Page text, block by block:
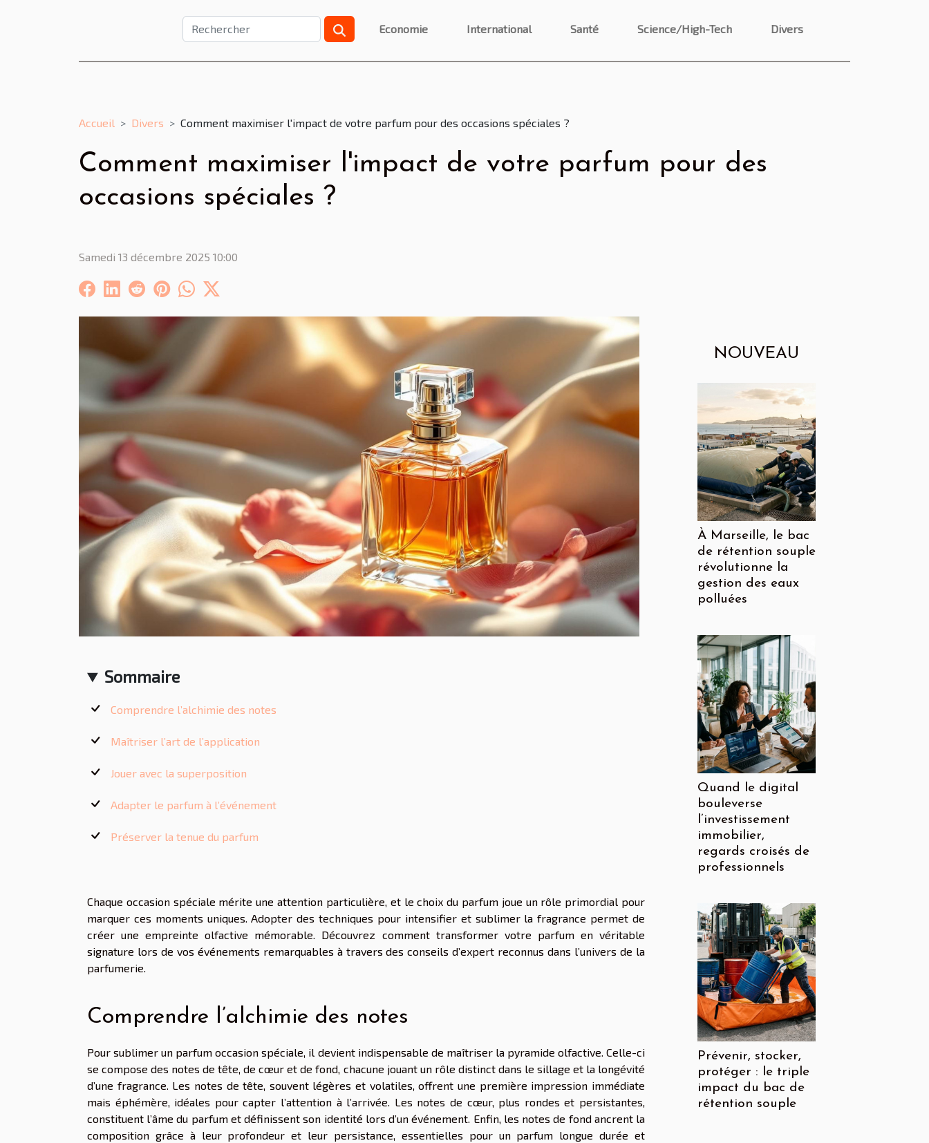
Economie International Santé Science/High-Tech Divers
Accueil Divers Comment maximiser l'impact de votre parfum pour des occasions spéciales ?
Comment maximiser l'impact de votre parfum pour des
occasions spéciales ?
Samedi 13 décembre 2025 10:00
Sommaire
Comprendre l’alchimie des notes
Maîtriser l’art de l’application
Jouer avec la superposition
Adapter le parfum à l’événement
Préserver la tenue du parfum
Chaque occasion spéciale mérite une attention particulière, et le choix du parfum joue un rôle primordial pour
marquer ces moments uniques. Adopter des techniques pour intensifier et sublimer la fragrance permet de
créer une empreinte olfactive mémorable. Découvrez comment transformer votre parfum en véritable
signature lors de vos événements remarquables à travers des conseils d’expert reconnus dans l’univers de la
parfumerie.
Comprendre l’alchimie des notes
Pour sublimer un parfum occasion spéciale, il devient indispensable de maîtriser la pyramide olfactive. Celle-ci
se compose des notes de tête, de cœur et de fond, chacune jouant un rôle distinct dans le sillage et la longévité
d’une fragrance. Les notes de tête, souvent légères et volatiles, offrent une première impression immédiate
mais éphémère, idéales pour capter l’attention à l’arrivée. Les notes de cœur, plus rondes et persistantes,
constituent l’âme du parfum et définissent son identité lors d’un événement. Enfin, les notes de fond ancrent la
composition grâce à leur profondeur et leur persistance, essentielles pour un parfum longue durée et
NOUVEAU
À Marseille, le bac
de rétention souple
révolutionne la
gestion des eaux
polluées
Quand le digital
bouleverse
l’investissement
immobilier,
regards croisés de
professionnels
Prévenir, stocker,
protéger : le triple
impact du bac de
rétention souple